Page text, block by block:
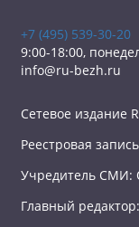
+7 (495) 539-30-20
9:00-18:00,
info@ru-bezh.ru
Сетевое издание
Реестровая
Учредитель СМИ:
Главный